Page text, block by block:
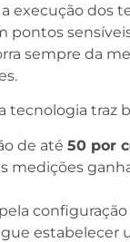
execução dos
pontos
sempre da
tecnologia traz
de até 50 por
medições
estabelecer